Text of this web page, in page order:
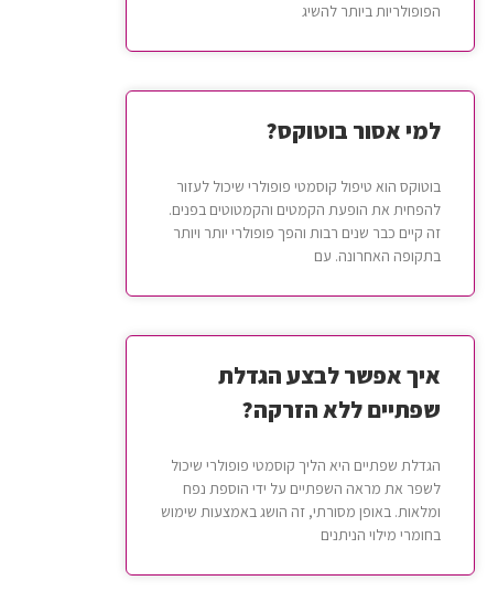
הפופולריות ביותר להשיג
למי אסור בוטוקס?
בוטוקס הוא טיפול קוסמטי פופולרי שיכול לעזור
להפחית את הופעת הקמטים והקמטוטים בפנים.
זה קיים כבר שנים רבות והפך פופולרי יותר ויותר
בתקופה האחרונה. עם
איך אפשר לבצע הגדלת
שפתיים ללא הזרקה?
הגדלת שפתיים היא הליך קוסמטי פופולרי שיכול
לשפר את מראה השפתיים על ידי הוספת נפח
ומלאות. באופן מסורתי, זה הושג באמצעות שימוש
בחומרי מילוי הניתנים